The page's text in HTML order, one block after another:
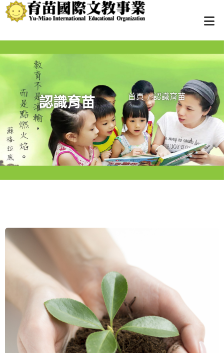
認識育苗 首頁 / 認識育苗